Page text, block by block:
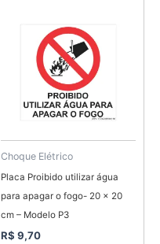
Choque Elétrico
Placa Proibido utilizar água
para apagar o fogo- 20 x 20
cm – Modelo P3
R$ 9,70